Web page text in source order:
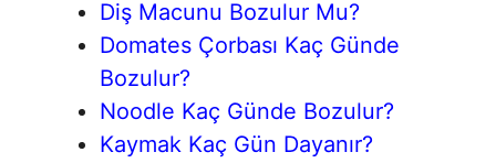
Diş Macunu Bozulur Mu?
Domates Çorbası Kaç Günde
Bozulur?
Noodle Kaç Günde Bozulur?
Kaymak Kaç Gün Dayanır?